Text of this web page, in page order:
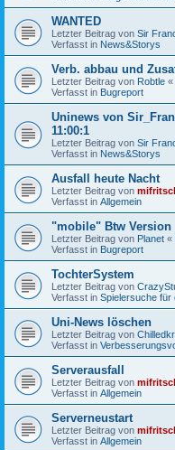
WANTED
Letzter Beitrag von Sir
Verfasst in News&Storys
Verb. abbau und
Letzter Beitrag von Robtle «
Verfasst in Bugreport
Uninews von
11:00:1
Letzter Beitrag von Sir
Verfasst in News&Storys
Ausfall heute Nacht
Letzter Beitrag von
Verfasst in Allgemein
"mobile" Btw Version
Letzter Beitrag von Planet «
Verfasst in Bugreport
TochterSystem
Letzter Beitrag von
Verfasst in Spielersuche für
Uni-News löschen
Letzter Beitrag von
Verfasst in
Serverausfall
Letzter Beitrag von
Verfasst in Allgemein
Serverneustart
Letzter Beitrag von
Verfasst in Allgemein